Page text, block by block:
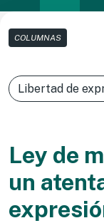
COLUMNAS
Libertad de
Ley de
un